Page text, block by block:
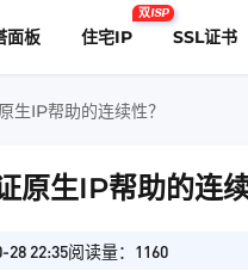
面板 住宅IP
双ISP
SSL证书
生IP帮助的连续性？
原生IP帮助的连续
28 22:35阅读量：1160